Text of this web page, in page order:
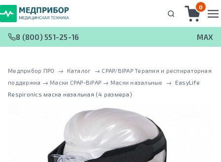
0
8 (800) 551-25-16 MAX
Медприбор ПРО → Каталог → CPAP/BIPAP Терапия и респираторная
поддержка → Маски CPAP-BiPAP → Маски назальные →
EasyLife
Respironics маска назальная (4 размера)